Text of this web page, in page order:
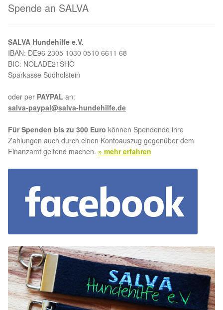
Spende an SALVA
SALVA Hundehilfe e.V.
IBAN: DE96 2305 1030 0510 6611 68
BIC: NOLADE21SHO
Sparkasse Südholstein
oder per PAYPAL an:
salva-paypal@salva-hundehilfe.de
Für Spenden bis zu 300 Euro können Spendende ihre
Zahlungen auch durch einen Kontoauszug gegenüber dem
Finanzamt geltend machen. » mehr erfahren